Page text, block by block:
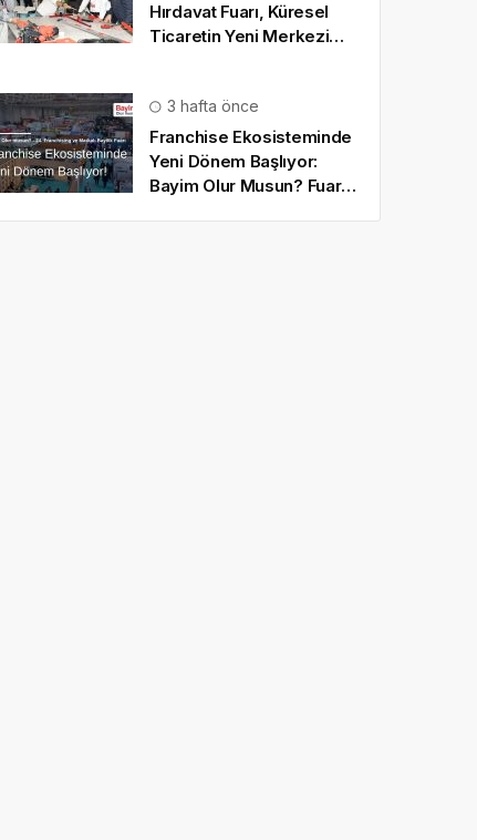
Hırdavat Fuarı, Küresel
Ticaretin Yeni Merkezi
3 hafta önce
Franchise Ekosisteminde
Yeni Dönem Başlıyor:
Bayim Olur Musun? Fuarı